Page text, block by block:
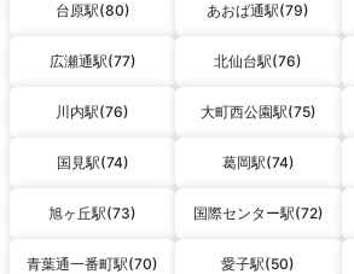
台原駅(80) あおば通駅(79)
広瀬通駅(77) 北仙台駅(76)
川内駅(76) 大町西公園駅(75)
国見駅(74) 葛岡駅(74)
旭ヶ丘駅(73) 国際センター駅(72)
青葉通一番町駅(70) 愛子駅(50)